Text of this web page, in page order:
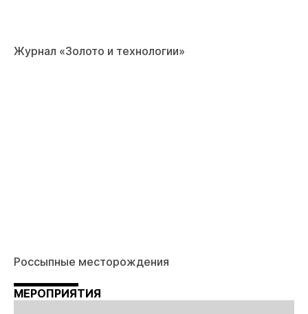
Журнал «Золото и технологии»
Россыпные месторождения
МЕРОПРИЯТИЯ